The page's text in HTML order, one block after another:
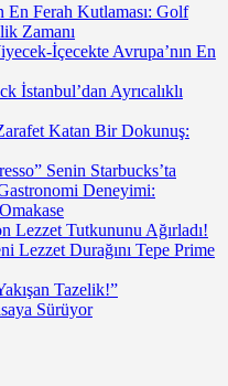
En Ferah Kutlaması: Golf
Zamanı
İçecekte Avrupa’nın En
İstanbul’dan Ayrıcalıklı
Katan Bir Dokunuş:
Senin Starbucks’ta
Deneyimi:
Tutkununu Ağırladı!
Lezzet Durağını Tepe Prime
Tazelik!”
Sürüyor